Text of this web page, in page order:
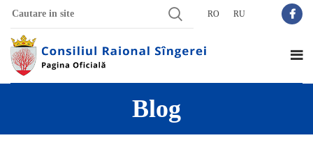
RO RU
Blog